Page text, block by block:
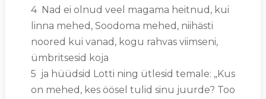
4 Nad ei olnud veel magama heitnud, kui
linna mehed, Soodoma mehed, niihästi
noored kui vanad, kogu rahvas viimseni,
ümbritsesid koja
5 ja hüüdsid Lotti ning ütlesid temale: „Kus
on mehed, kes öösel tulid sinu juurde? Too